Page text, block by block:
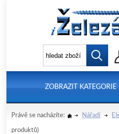
ZOBRAZIT KATEGORIE
Právě se nacházíte: Nářadí
produktů)